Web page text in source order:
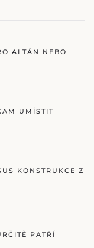
ALTÁN NEBO
UMÍSTIT
KONSTRUKCE Z
PATŘÍ